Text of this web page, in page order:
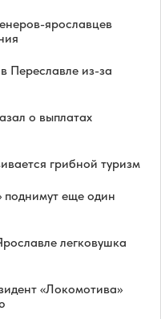
ярославцев
Переславле из-за
о выплатах
грибной туризм
поднимут еще один
легковушка
«Локомотива»